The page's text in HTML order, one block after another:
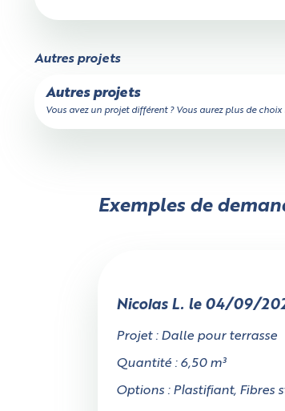
Autres projets
Autres projets
Vous avez un projet différent ? Vous aurez plus de choix
Choisissez votre forme
Un peu de patience,
Exemples de
Nicolas L. le 04/09/
Projet : Dalle pour terrasse
Quantité : 6,50 m³
Options : Plastifiant, Fibres